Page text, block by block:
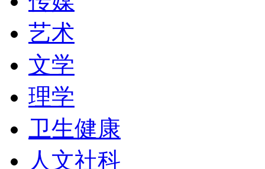
俄亥俄大学OHIO
校区里涵盖了5个校园
UNIVERSITY校本部在
此就读．光是研究所的
的2,300人为全职学生
艺术
文学
理学
卫生健康
人文社科